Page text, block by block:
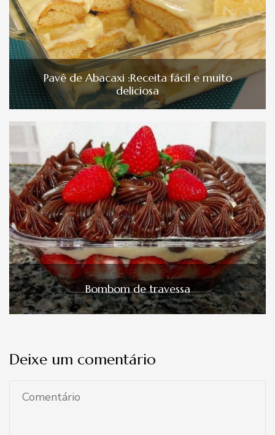
Pavê de Abacaxi :Receita fácil e muito
deliciosa
Bombom de travessa
Deixe um comentário